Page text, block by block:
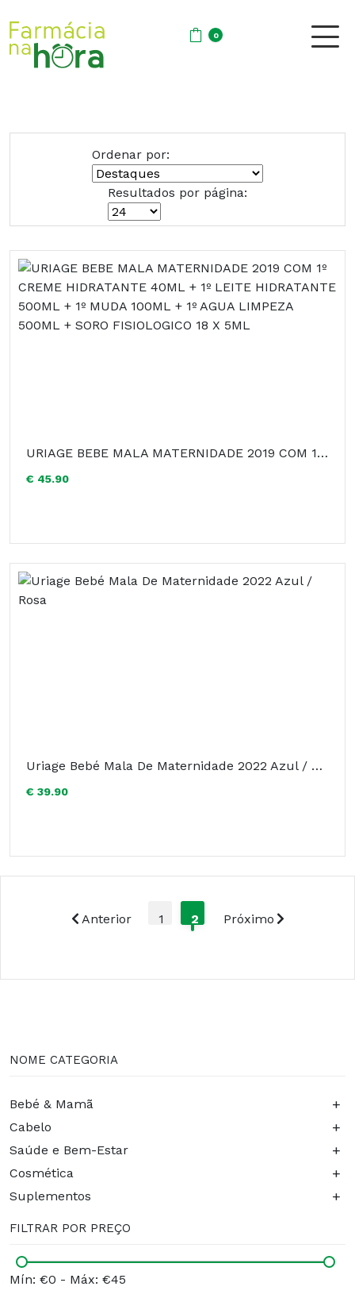
0
Ordenar por:
Resultados por página:
URIAGE BEBE MALA MATERNIDADE 2019 COM 1º CREME HIDRATANTE 40ML + 1º LEITE HIDRATANTE 500ML + 1º MUDA 100ML + 1º AGUA LIMPEZA 500ML + SORO FISIOLOGICO 18 X 5ML
€ 45.90
Uriage Bebé Mala De Maternidade 2022 Azul / Rosa
€ 39.90
Anterior 1 2 Próximo
NOME CATEGORIA
Bebé & Mamã +
Cabelo +
Saúde e Bem-Estar +
Cosmética +
Suplementos +
FILTRAR POR PREÇO
Mín: €0 - Máx: €45